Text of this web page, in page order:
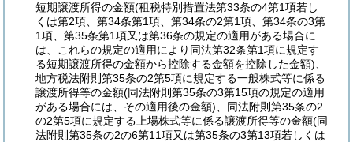
短期譲渡所得の金額(租税特別措置法第33条の4第1項若し
くは第2項、第34条第1項、第34条の2第1項、第34条の3第
1項、第35条第1項又は第36条の規定の適用がある場合に
は、これらの規定の適用により同法第32条第1項に規定す
る短期譲渡所得の金額から控除する金額を控除した金額)
地方税法附則第35条の2第5項に規定する一般株式等に係る
譲渡所得等の金額(同法附則第35条の3第15項の規定の適用
がある場合には、その適用後の金額) 、同法附則第35条の2
の2第5項に規定する上場株式等に係る譲渡所得等の金額(同
法附則第35条の2の6第11項又は第35条の3第13項若しくは